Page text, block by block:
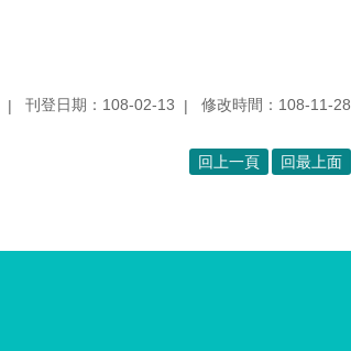
刊登日期：108-02-13 修改時間：108-11-28
回上一頁 回最上面